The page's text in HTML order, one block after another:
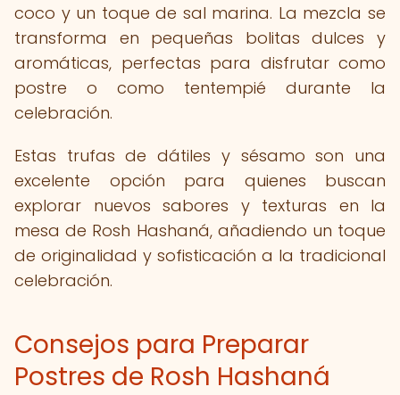
coco y un toque de sal marina. La mezcla se
transforma en pequeñas bolitas dulces y
aromáticas, perfectas para disfrutar como
postre o como tentempié durante la
celebración.
Estas trufas de dátiles y sésamo son una
excelente opción para quienes buscan
explorar nuevos sabores y texturas en la
mesa de Rosh Hashaná, añadiendo un toque
de originalidad y sofisticación a la tradicional
celebración.
Consejos para Preparar
Postres de Rosh Hashaná